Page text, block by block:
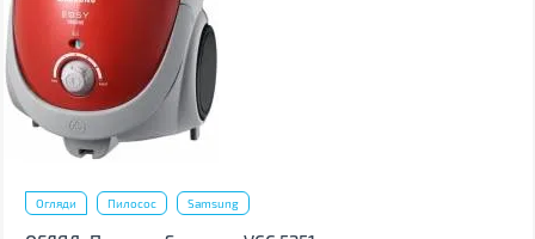
Огляди Пилосос Samsung